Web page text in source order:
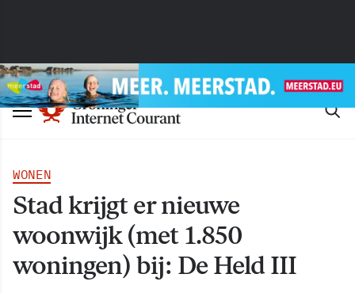
WONEN
Stad krijgt er nieuwe
woonwijk (met 1.850
woningen) bij: De Held III